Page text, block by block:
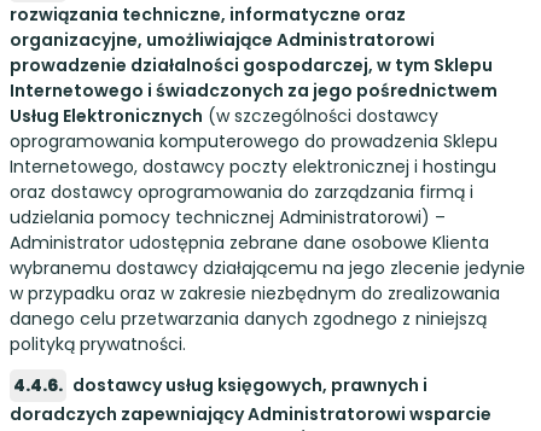
rozwiązania techniczne, informatyczne oraz
organizacyjne, umożliwiające Administratorowi
prowadzenie działalności gospodarczej, w tym Sklepu
Internetowego i świadczonych za jego pośrednictwem
Usług Elektronicznych (w szczególności dostawcy
oprogramowania komputerowego do prowadzenia Sklepu
Internetowego, dostawcy poczty elektronicznej i hostingu
oraz dostawcy oprogramowania do zarządzania firmą i
udzielania pomocy technicznej Administratorowi) –
Administrator udostępnia zebrane dane osobowe Klienta
wybranemu dostawcy działającemu na jego zlecenie jedynie
w przypadku oraz w zakresie niezbędnym do zrealizowania
danego celu przetwarzania danych zgodnego z niniejszą
polityką prywatności.
dostawcy usług księgowych, prawnych i
doradczych zapewniający Administratorowi wsparcie